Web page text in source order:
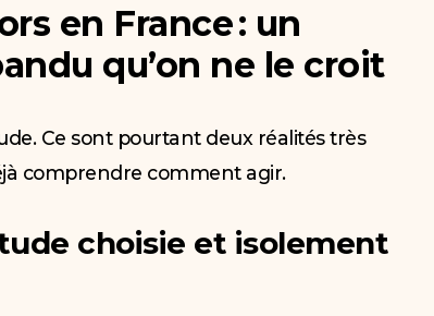
en France : un
qu’on ne le croit
Ce sont pourtant deux réalités très
comprendre comment agir.
choisie et isolement